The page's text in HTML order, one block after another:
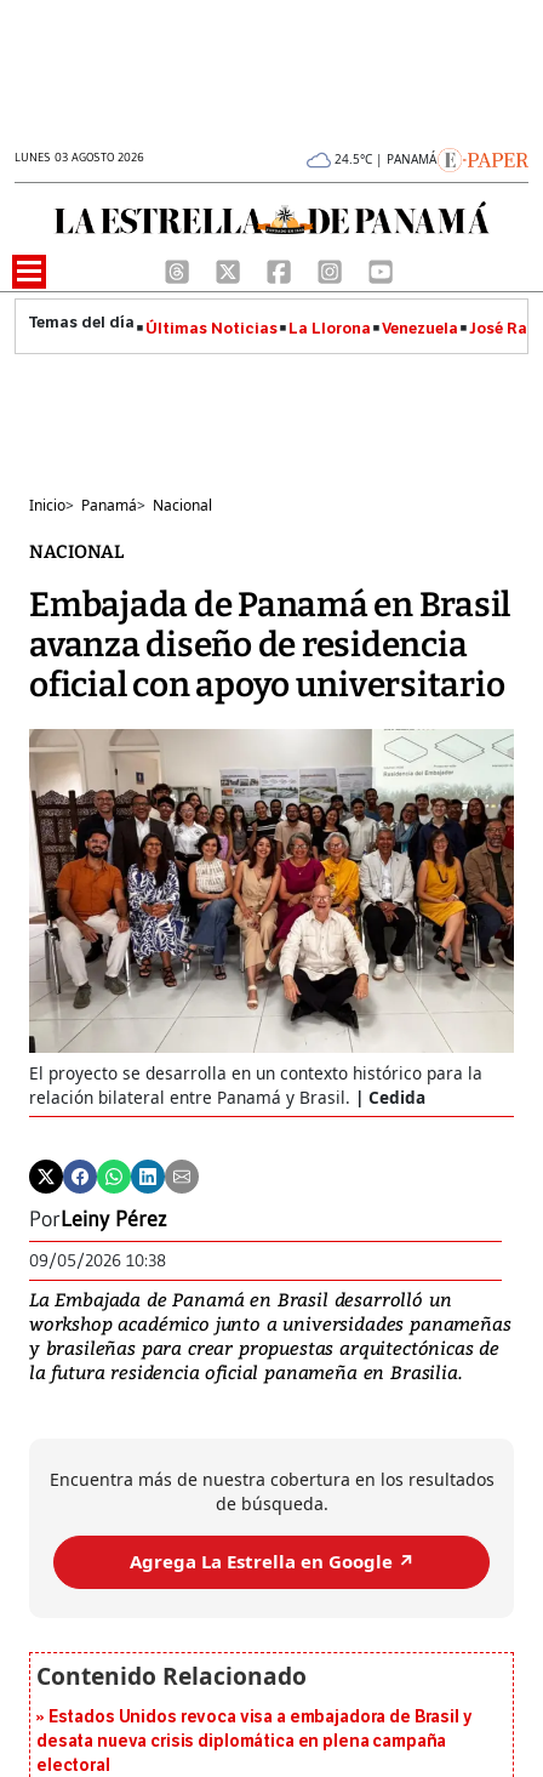
LUNES 03 AGOSTO 2026 24.5°C | PANAMÁ
Últimas Noticias La Llorona Venezuela José
Inicio> Panamá> Nacional
NACIONAL
Embajada de Panamá en Brasil
avanza diseño de residencia
oficial con apoyo universitario
El proyecto se desarrolla en un contexto histórico para la
relación bilateral entre Panamá y Brasil.
Cedida
PorLeiny Pérez
09/05/2026 10:38
La Embajada de Panamá en Brasil desarrolló un
workshop académico junto a universidades panameñas
y brasileñas para crear propuestas arquitectónicas de
la futura residencia oficial panameña en Brasilia.
Encuentra más de nuestra cobertura en los resultados
de búsqueda.
Agrega La Estrella en Google ↗️
Estados Unidos revoca visa a embajadora de Brasil y
desata nueva crisis diplomática en plena campaña
electoral